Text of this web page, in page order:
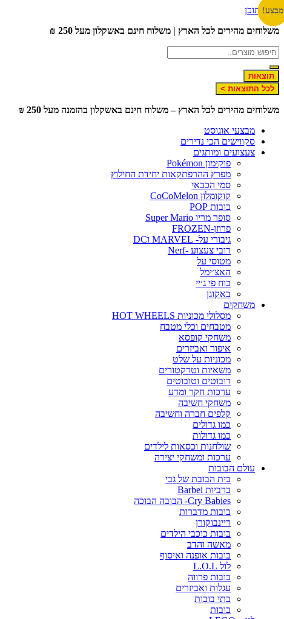
דלג לתוכן
משלוחים מהירים לכל הארץ | משלוח חינם באשקלון מעל 250 ₪
תוצאות
לכל התוצאות >
משלוחים מהירים לכל הארץ – משלוח חינם באשקלון בהזמנה מעל 250 ₪
מבצעי אוגוסט
סקווישים הכי נדירים
צעצועים ומותגים
פוקימון Pokémon
מפרץ ההרפתקאות יחידת החילוץ
סמי הכבאי
קוקומלון CoCoMelon
בובות POP
סופר מריו Super Mario
פרוזן-FROZEN
גיבורי על- MARVEL וDC
רובי צעצוע -Nerf
מטוסי על
האצ׳ימל
כוח פי ג׳יי
באקוגן
משחקים
מסלולי מכוניות HOT WHEELS
מטבחים וכלי מטבח
משחקי קופסא
איפור ואביזרים
מכוניות על שלט
משאיות וטרקטורים
רובוטים וטובוטים
ערכות חקר ומדע
משחקי חשיבה
קלפים חברה וחשיבה
כמו גדולים
כמו גדולות
שולחנות וכסאות לילדים
ערכות ומשחקי יצירה
עולם הבובות
בית הבובת של גבי
ברביות Barbei
Cry Babies- הבובה הבוכה
בובות מדברות
ריינבוקורן
בובות כוכבי הילדים
מאשה והדב
בובות אופנה ואיסוף
לול L.O.L
בובות פרווה
עגלות ואביזרים
בתי בובות
בובות
מבצע!
מבצע!
מבצע!
מבצע!
מבצע!
מבצע!
מבצע!